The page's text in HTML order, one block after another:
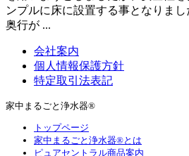
ンプルに床に設置する事となりま
奥行が ...
会社案内
個人情報保護方針
特定取引法表記
家中まるごと浄水器®
トップページ
家中まるごと浄水器®とは
ピュアセントラル商品案内